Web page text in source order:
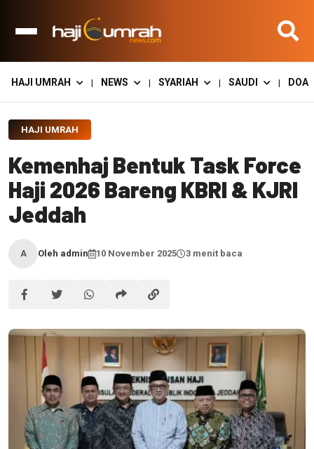
HAJI UMRAH | NEWS | SYARIAH | SAUDI | DOA
HAJI UMRAH
Kemenhaj Bentuk Task Force
Haji 2026 Bareng KBRI & KJRI
Jeddah
A Oleh admin 10 November 2025 3 menit baca